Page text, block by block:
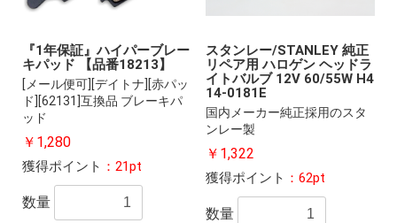
『1年保証』ハイパーブレー
キパッド 【品番18213】
[メール便可][デイトナ][赤パッ
ド][62131]互換品 ブレーキパ
ッド
￥1,280
獲得ポイント ：21pt
数量
スタンレー/STANLEY 純正
リペア用 ハロゲン ヘッドラ
イトバルブ 12V 60/55W H4
14-0181E
国内メーカー純正採用のスタ
ンレー製
￥1,322
獲得ポイント ：62pt
数量